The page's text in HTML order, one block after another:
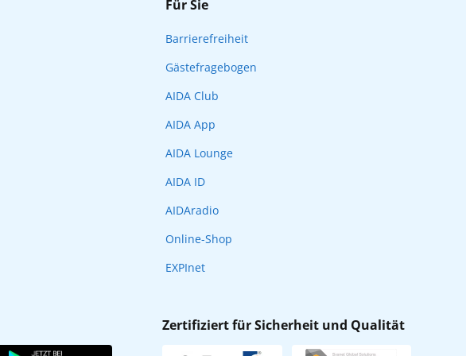
Für Sie
Barrierefreiheit
Gästefragebogen
AIDA Club
AIDA App
AIDA Lounge
AIDA ID
AIDAradio
Online-Shop
EXPInet
Zertifiziert für Sicherheit und Qualität